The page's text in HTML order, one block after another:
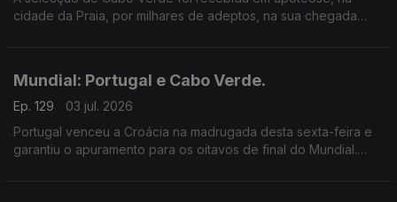
cidade da Praia, por milhares de adeptos, na sua chegada
Mundial: Portugal e Cabo Verde.
Ep. 129
03 jul. 2026
Portugal venceu a Croácia na madrugada desta sexta-feira e
garantiu o apuramento para os oitavos de final do Mundial.